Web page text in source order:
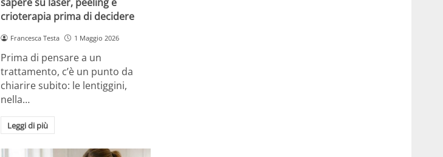
crioterapia prima di decidere
Francesca Testa 1 Maggio 2026
Prima di pensare a un
trattamento, c’è un punto da
chiarire subito: le lentiggini,
nella…
Leggi di più